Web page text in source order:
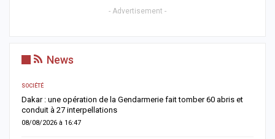
- Advertisement -
News
SOCIÉTÉ
Dakar : une opération de la Gendarmerie fait tomber 60 abris et
conduit à 27 interpellations
08/08/2026 à 16:47